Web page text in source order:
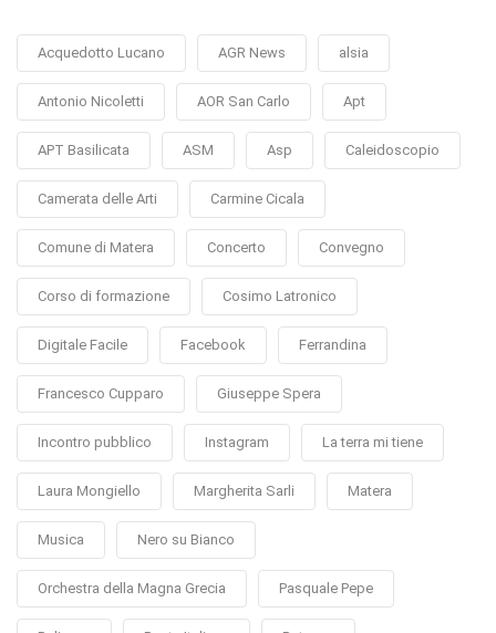
Acquedotto Lucano AGR News alsia
Antonio Nicoletti AOR San Carlo Apt
APT Basilicata ASM Asp Caleidoscopio
Camerata delle Arti Carmine Cicala
Comune di Matera Concerto Convegno
Corso di formazione Cosimo Latronico
Digitale Facile Facebook Ferrandina
Francesco Cupparo Giuseppe Spera
Incontro pubblico Instagram La terra mi tiene
Laura Mongiello Margherita Sarli Matera
Musica Nero su Bianco
Orchestra della Magna Grecia Pasquale Pepe